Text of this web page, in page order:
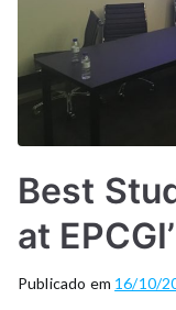
Best
at
Publicado em 16/10/